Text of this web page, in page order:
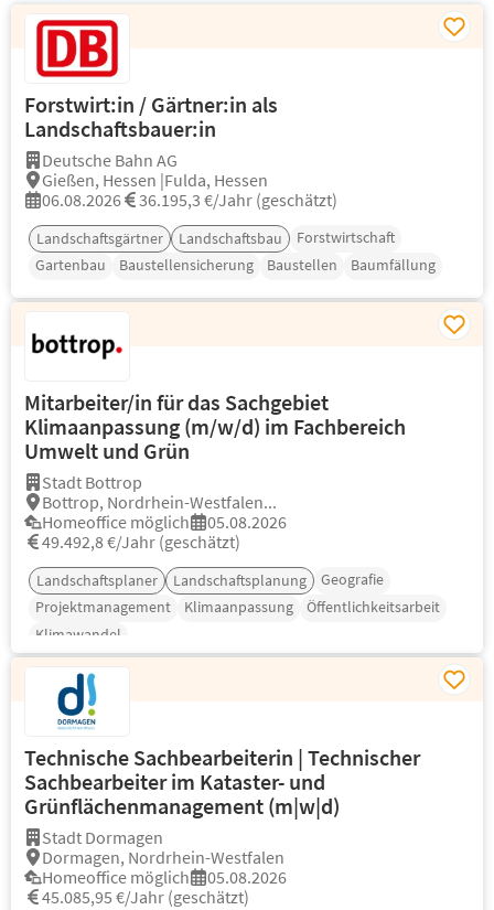
Forstwirt:in / Gärtner:in als
Landschaftsbauer:in
Deutsche Bahn AG
Gießen, Hessen |Fulda, Hessen
06.08.2026
36.195,3 €/Jahr (geschätzt)
Landschaftsgärtner Landschaftsbau
Forstwirtschaft
Gartenbau
Baustellensicherung Baustellen Baumfällung
Mitarbeiter/in für das Sachgebiet
Klimaanpassung (m/w/d) im Fachbereich
Umwelt und Grün
Stadt Bottrop
Bottrop, Nordrhein-Westfalen...
Homeoffice möglich
05.08.2026
49.492,8 €/Jahr (geschätzt)
Landschaftsplaner Landschaftsplanung
Geografie
Projektmanagement
Klimaanpassung
Öffentlichkeitsarbeit
Klimawandel
Technische Sachbearbeiterin | Technischer
Sachbearbeiter im Kataster- und
Grünflächenmanagement (m|w|d)
Stadt Dormagen
Dormagen, Nordrhein-Westfalen
Homeoffice möglich
05.08.2026
45.085,95 €/Jahr (geschätzt)